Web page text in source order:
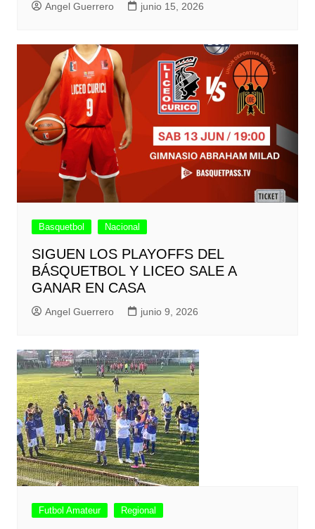
Angel Guerrero junio 15, 2026
Basquetbol Nacional
SIGUEN LOS PLAYOFFS DEL
BÁSQUETBOL Y LICEO SALE A
GANAR EN CASA
Angel Guerrero junio 9, 2026
Futbol Amateur Regional